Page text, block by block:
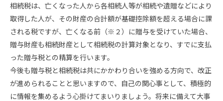
相続税は、亡くなった人から各相続人等が相続や遺贈などにより
取得した人が、その財産の合計額が基礎控除額を超える場合に課
される税ですが、亡くなる前（※２）に贈与を受けていた場合、
贈与財産も相続財産として相続税の計算対象となり、すでに支払
った贈与税との精算を行います。
今後も贈与税と相続税は共にかかわり合いを強める方向で、改正
が進められることと思いますので、自己の関心事として、積極的
に情報を集めるよう心掛けてまいりましょう。将来に備えて大事